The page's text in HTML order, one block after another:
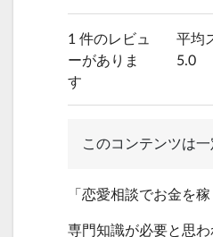
1 件のレビュ
ーがありま
す
平均
5.0
このコンテンツは
「恋愛相談でお金を
専門知識が必要と思わ